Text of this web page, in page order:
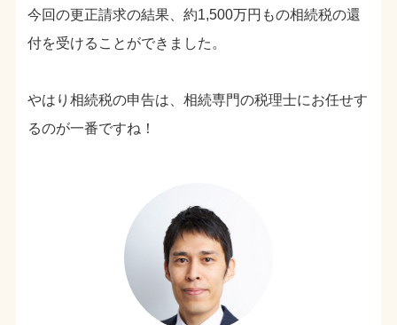
今回の更正請求の結果、約1,500万円もの相続税の還
付を受けることができました。
やはり相続税の申告は、相続専門の税理士にお任せす
るのが一番ですね！